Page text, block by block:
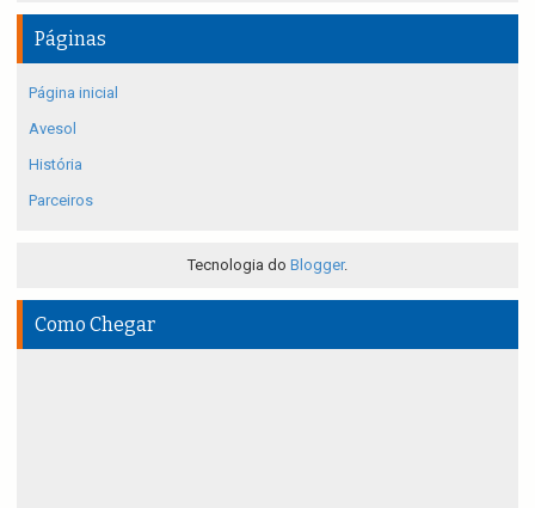
Páginas
Página inicial
Avesol
História
Parceiros
Tecnologia do Blogger.
Como Chegar